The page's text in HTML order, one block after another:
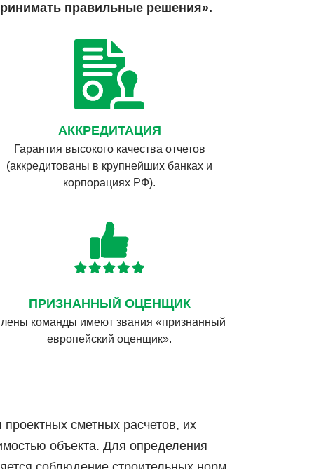
правильные решения».
АККРЕДИТАЦИЯ
Гарантия высокого качества отчетов
(аккредитованы в крупнейших банках и
корпорациях РФ).
ПРИЗНАННЫЙ ОЦЕНЩИК
команды имеют звания «признанный
европейский оценщик».
сметных расчетов, их
объекта. Для определения